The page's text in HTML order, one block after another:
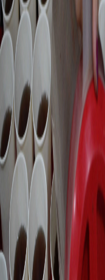
Iqtishodia
Sastra
Literasi Umat